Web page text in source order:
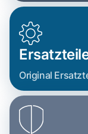
Original